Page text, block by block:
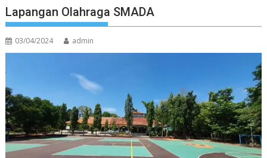
Lapangan Olahraga SMADA
03/04/2024 admin